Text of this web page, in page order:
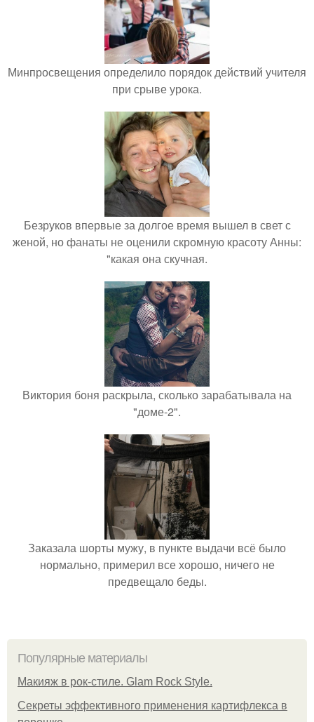
Минпросвещения определило порядок действий учителя
при срыве урока.
Безруков впервые за долгое время вышел в свет с
женой, но фанаты не оценили скромную красоту Анны:
"какая она скучная.
Виктория боня раскрыла, сколько зарабатывала на
"доме-2".
Заказала шорты мужу, в пункте выдачи всё было
нормально, примерил все хорошо, ничего не
предвещало беды.
Популярные материалы
Макияж в рок-стиле. Glam Rock Style.
Секреты эффективного применения картифлекса в